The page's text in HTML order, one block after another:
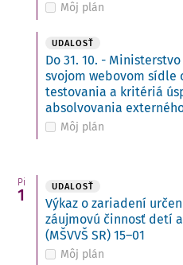
Môj plán
UDALOSŤ
Do 31. 10. -
svojom webovom sídle
testovania a kritériá
absolvovania
Môj plán
Pi
1 UDALOSŤ
Výkaz o zariadení
záujmovú činnosť detí
(MŠVVŠ SR) 15–01
Môj plán